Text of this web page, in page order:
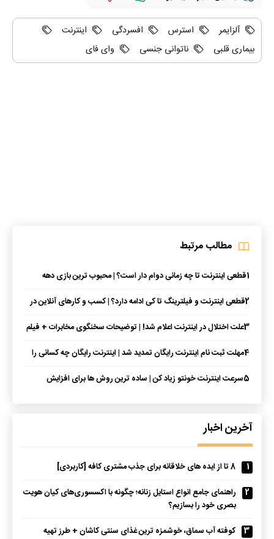
آلزایمر استرس افسردگی
اینترنت
بیماری قلبی
ناتوانی جنسی وای فای
مطالب مرتبط
1قطعی اینترنت تا چه زمانی دوام دار است؟ | محبوب ترین بازی دهه
2قطعی اینترنت و فیلترینگ تا کی ادامه دارد؟ | کسب‌ و کارهای آنلاین در
3علت اختلال در اینترنت اعلام شد! | توضیحات سخنگوی مخابرات + فیلم
4مهلت ثبت نام اینترنت رایگان تمدید شد | اینترنت رایگان چه کسانی را
5سرعت اینترنت خونتو زیاد کن | ساده ترین روش ها برای افزایش
آخرین اخبار
1
8 تا از ایده های خلاقانه برای جذب مشتری کافه [کاربردی]
2
راهنمای جامع انواع استایل زنانه؛ چگونه با اکسسوری‌های کیان هویت
بصری خود را بسازیم؟
3
کوفته آب سماق، خوشمزه ترین غذای سنتی کاشان + طرز تهیه